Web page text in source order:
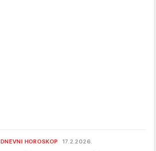
DNEVNI HOROSKOP 17.2.2026.